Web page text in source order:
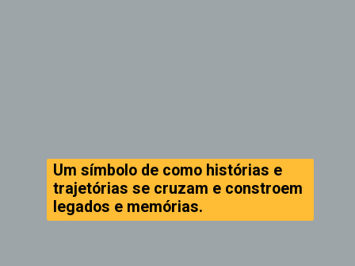
Um símbolo de como histórias e
trajetórias se cruzam e constroem
legados e memórias.